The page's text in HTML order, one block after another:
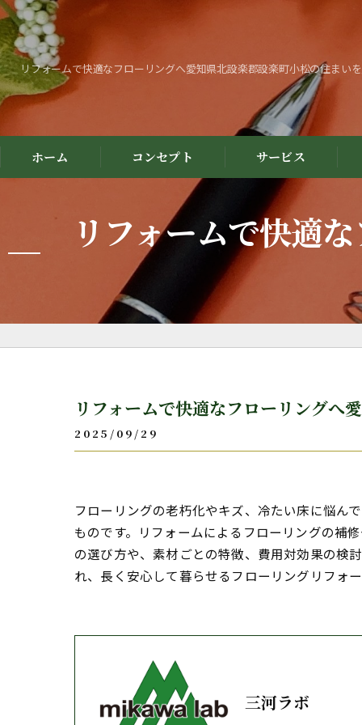
リフォームで快適なフローリングへ愛知県北設楽郡設楽町小松の住まい
ホーム コンセプト サービス
リフォームで快適
リフォームで快適なフローリングへ
2025/09/29
フローリングの老朽化やキズ、冷たい床に悩ん
ものです。リフォームによるフローリングの補
の選び方や、素材ごとの特徴、費用対効果の検
れ、長く安心して暮らせるフローリングリフォ
三河ラボ